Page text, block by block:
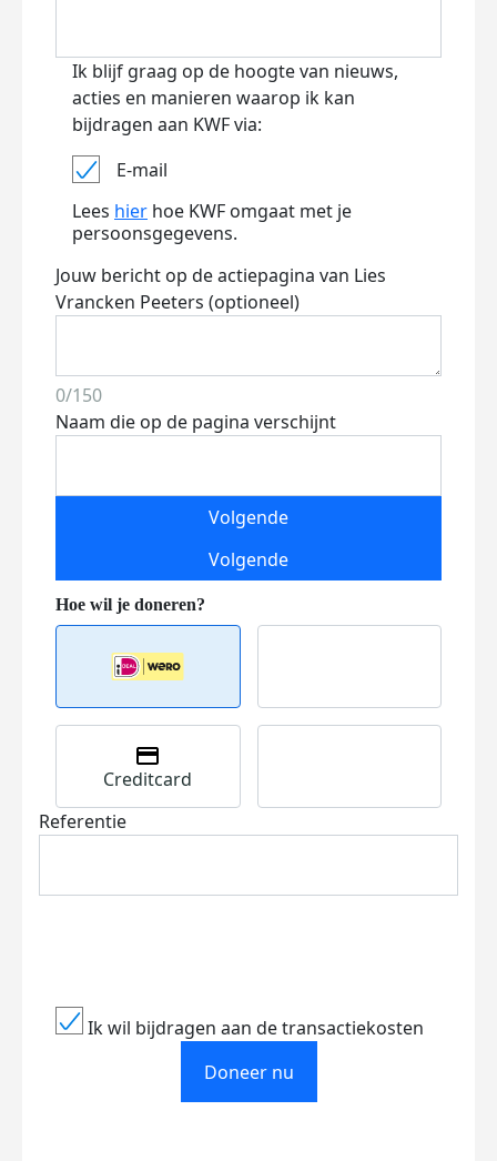
Ik blijf graag op de hoogte van nieuws,
acties en manieren waarop ik kan
bijdragen aan KWF via:
E-mail
Lees hier hoe KWF omgaat met je
persoonsgegevens.
Jouw bericht op de actiepagina van Lies
Vrancken Peeters (optioneel)
0/150
Naam die op de pagina verschijnt
Volgende
Volgende
Creditcard
Referentie
Ik wil bijdragen aan de transactiekosten
Doneer nu